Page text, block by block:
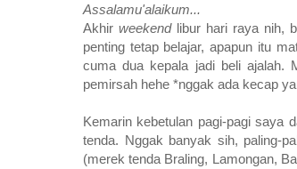
Assalamu'alaikum...
Akhirweekend libur hari raya nih,
penting tetap belajar, apapun itu
cuma dua kepala jadi beli
pemirsah hehe *nggak ada kecap
Kemarin kebetulan pagi-pagi saya
tenda. Nggak banyak sih, paling-
(merek tenda Braling, Lamongan,